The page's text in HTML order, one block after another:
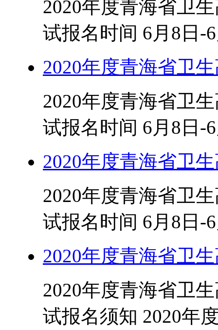
2020年度青海省卫
试报名时间 6月8日-
2020年度青海省卫
2020年度青海省卫
试报名时间 6月8日-
2020年度青海省卫
2020年度青海省卫
试报名时间 6月8日-
2020年度青海省卫
2020年度青海省卫
试报名须知 2020年